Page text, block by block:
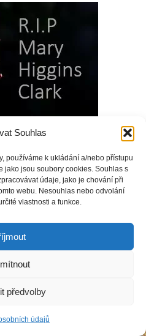
Souhlas
používáme k ukládání a/nebo přístupu
jako jsou soubory cookies. Souhlas s
údaje, jako je chování při
webu. Nesouhlas nebo odvolání
vlastnosti a funkce.
předvolby
údajů
s.r.o. |Tvorba webových stráneka
SEO